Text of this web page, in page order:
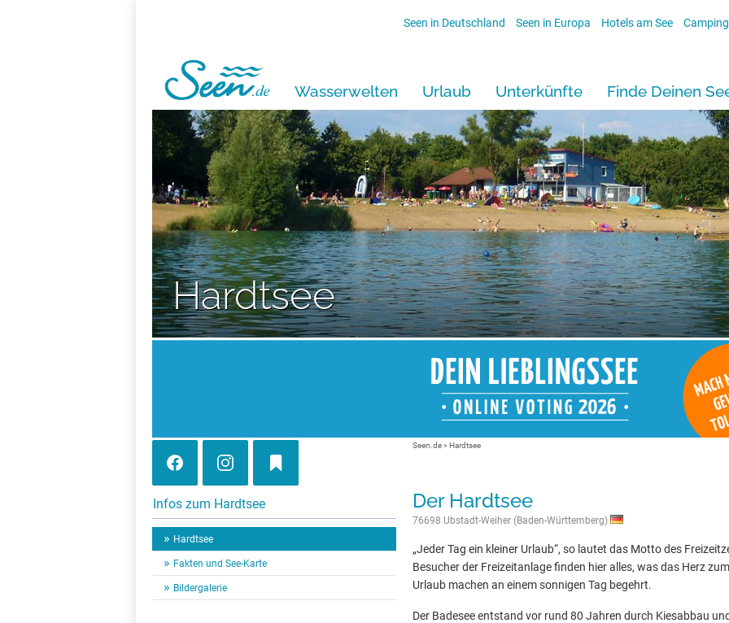
Seen in Deutschland Seen in Europa Hotels am See
Wasserwelten Urlaub Unterkünfte Finde Deinen
Hardtsee
Infos zum Hardtsee
Hardtsee
Fakten und See-Karte
Bildergalerie
Seen.de» Hardtsee
Der Hardtsee
76698 Ubstadt-Weiher (Baden-Württemberg)
„Jeder Tag ein kleiner Urlaub“, so lautet das Motto des
Besucher der Freizeitanlage finden hier alles, was das Herz
Urlaub machen an einem sonnigen Tag begehrt.
Der Badesee entstand vor rund 80 Jahren durch Kiesabbau